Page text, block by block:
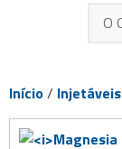
Início/ Injetáveis